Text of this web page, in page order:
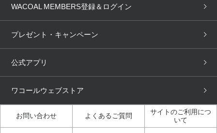
WACOAL Remamma Mens Innerwear
Licensed Brands
3Dボディスキャン
ニュース＆トピックス
ブラパン ワコールスタイル
大人の工場見学inベトナム
人間科学研究開発センター見
学
ガイド（マンガ）
WACOAL MEMBERS登録＆ログイン
プレゼント・キャンペーン
公式アプリ
ワコールウェブストア
お問い合わせ よくあるご質問
サイトのご利用につ
いて